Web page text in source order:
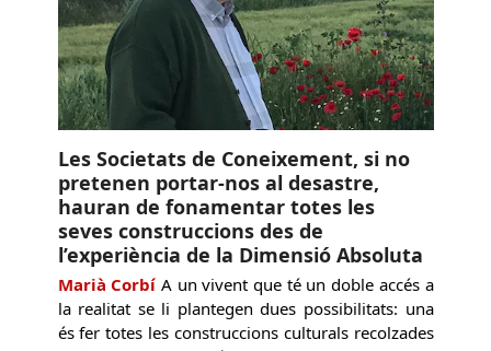
Les Societats de Coneixement, si no
pretenen portar-nos al desastre,
hauran de fonamentar totes les
seves construccions des de
l’experiència de la Dimensió Absoluta
Marià Corbí A un vivent que té un doble accés a
la realitat se li plantegen dues possibilitats: una
és fer totes les construccions culturals recolzades